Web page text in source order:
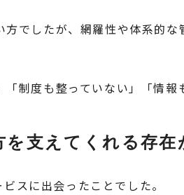
方でしたが、網羅性や体系的
制度も整っていない」「情
を支えてくれる存在
スに出会ったことでした。